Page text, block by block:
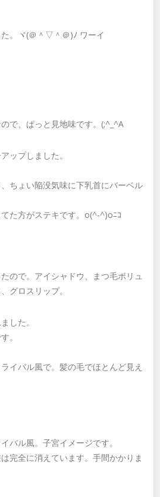
。ヾ(＠＾▽＾＠)ﾉ ワーイ
で、ぱっと見地味です。(;^_^A
ップしました。
ちょい陥没気味に下乳首にバーベル
た方がステキです。o(^-^)oﾆｺ
ので。アイシャドウ、まつ毛ボリュ
グロスリップ。
した。
。
イバル風で。髪の毛でほとんど見え
バル風。子宮イメージです。
完全に消えています。手間かかりま